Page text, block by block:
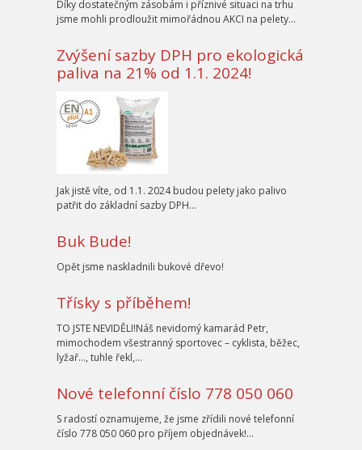
Díky dostatečným zásobám i příznivé situaci na trhu
jsme mohli prodloužit mimořádnou AKCI na pelety…
Zvýšení sazby DPH pro ekologická
paliva na 21% od 1.1. 2024!
Jak jistě víte, od 1.1. 2024 budou pelety jako palivo
patřit do základní sazby DPH…
Buk Bude!
Opět jsme naskladnili bukové dřevo!
Třísky s příběhem!
TO JSTE NEVIDĚLI!Náš nevidomý kamarád Petr,
mimochodem všestranný sportovec – cyklista, běžec,
lyžař…, tuhle řekl,…
Nové telefonní číslo 778 050 060
S radostí oznamujeme, že jsme zřídili nové telefonní
číslo 778 050 060 pro příjem objednávek!…